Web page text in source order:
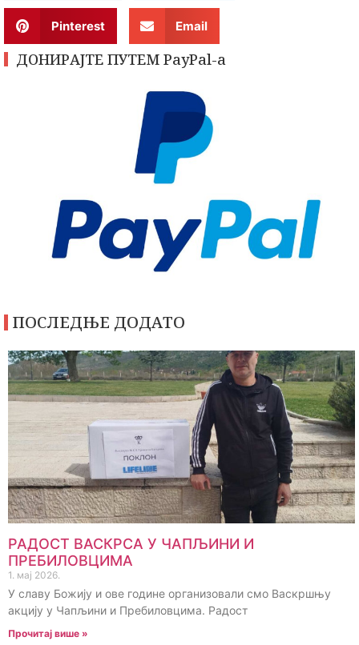
Pinterest Email
ДОНИРАЈТЕ ПУТЕМ PayPal-a
ПОСЛЕДЊЕ ДОДАТО
РАДОСТ ВАСКРСА У ЧАПЉИНИ И
ПРЕБИЛОВЦИМА
1. мај 2026.
У славу Божију и ове године организовали смо Васкршњу
акцију у Чапљини и Пребиловцима. Радост
Прочитај више »